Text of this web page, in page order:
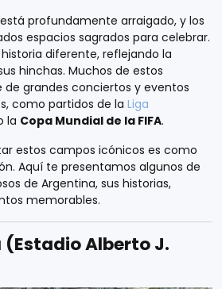
profundamente arraigado, y los
espacios sagrados para celebrar.
diferente, reflejando la
hinchas. Muchos de estos
de grandes conciertos y eventos
como partidos de la Liga
la Copa Mundial de la FIFA.
estos campos icónicos es como
Aquí te presentamos algunos de
de Argentina, sus historias,
memorables.
(Estadio Alberto J.